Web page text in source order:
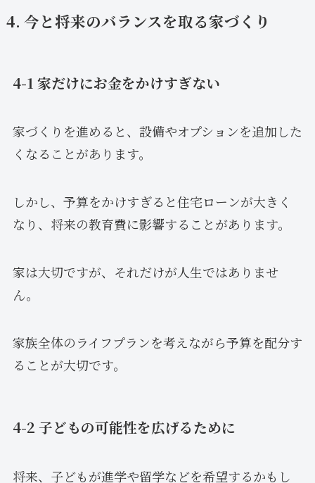
4. 今と将来のバランスを取る家づくり
4-1 家だけにお金をかけすぎない
家づくりを進めると、設備やオプションを追加した
くなることがあります。
しかし、予算をかけすぎると住宅ローンが大きく
なり、将来の教育費に影響することがあります。
家は大切ですが、それだけが人生ではありませ
ん。
家族全体のライフプランを考えながら予算を配分す
ることが大切です。
4-2 子どもの可能性を広げるために
将来、子どもが進学や留学などを希望するかもし